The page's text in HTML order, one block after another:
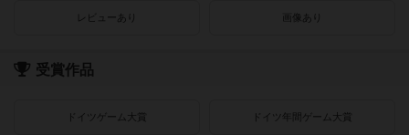
レビューあり 画像あり
受賞作品
ドイツゲーム大賞 ドイツ年間ゲーム大賞